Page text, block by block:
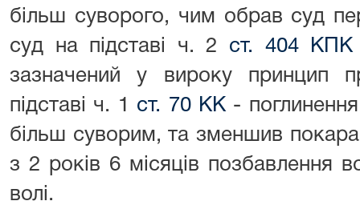
більш суворого, чим обрав суд
суд на підставі ч. 2 ст. 404 КПК
зазначений у вироку принцип
підставі ч. 1 ст. 70 КК-
більш суворим, та зменшив
з 2 років 6 місяців позбавлення
волі.